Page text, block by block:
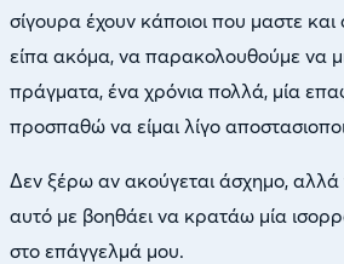
σίγουρα έχουν κάποιοι που μαστε
είπα ακόμα, να παρακολουθούμε να
πράγματα, ένα χρόνια πολλά, μία
προσπαθώ να είμαι λίγο
Δεν ξέρω αν ακούγεται άσχημο, αλλά
αυτό με βοηθάει να κρατάω μία
στο επάγγελμά μου.